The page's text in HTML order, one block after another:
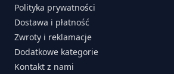
Polityka prywatności
Dostawa i płatność
Zwroty i reklamacje
Dodatkowe kategorie
Kontakt z nami